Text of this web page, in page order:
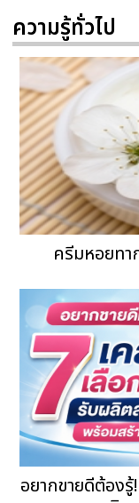
ความรู้ทั่วไป
ครีมหอยทา
อยากขายดีต้อง